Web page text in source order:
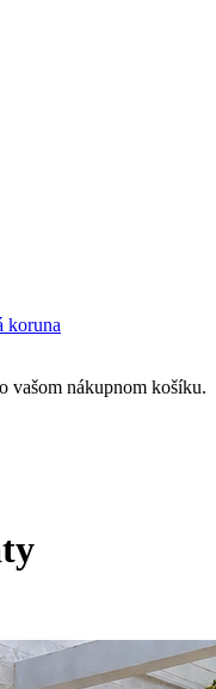
koruna
vašom nákupnom košíku.